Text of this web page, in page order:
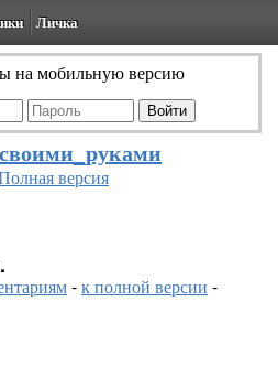
Личка
на мобильную версию
версия
-к полной версии -